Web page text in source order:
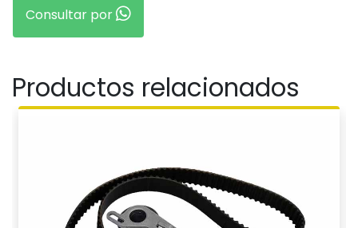
Consultar por
Productos relacionados